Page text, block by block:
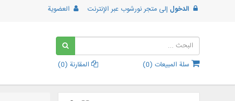
الدخول إلى متجر نورشوب عبر الإنترنت العضوية
سلة المبيعات (0
) المقارنة (0
)